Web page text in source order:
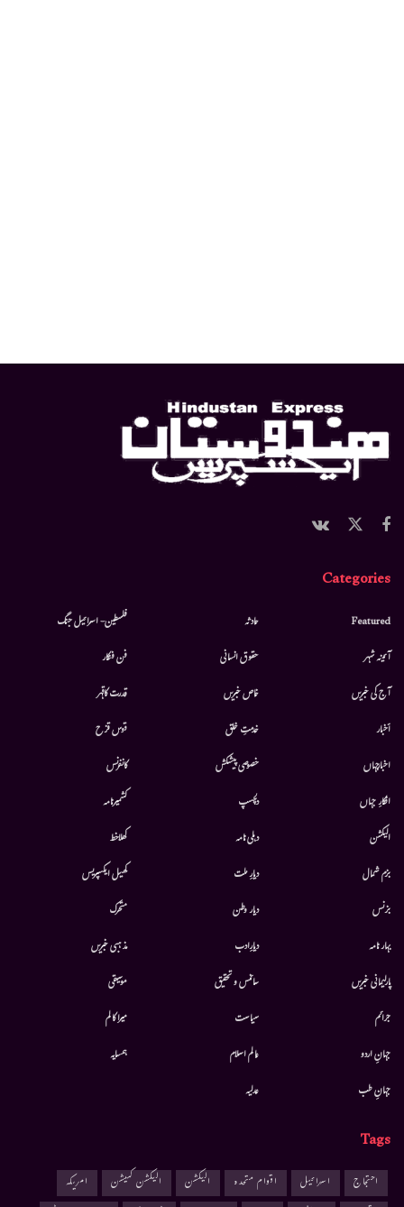
Categories
Featured
آئینہ شہر
آج کی خبریں
أخبار
اخبارجہاں
افکارِ جہاں
الیکشن
بزم شمال
بزنس
بہار نامہ
پارلیمانی خبریں
جرائم
جہانِ اردو
جہانِ طب
حادثہ
حقوق انسانی
خاص خبریں
خدمتِ خلق
خصوصی پیشکش
دلچسپ
دہلی نامہ
دیارِ ملت
دیار وطن
دیارِادب
سائنس و تحقیق
سیاست
عالم اسلام
عدلیہ
فلسطین- اسرائیل جنگ
فن فنکار
قدرت کاقہر
قوس قزح
کانفرنس
کشمیرنامہ
کھلاخط
کھیل ایکسپریس
متحرك
مذہبی خبریں
موسيقى
میرا کالم
ہمسایہ
Tags
احتجاج اسرائیل اقوام متحدہ الیکشن الیکشن کمیشن
امریکہ